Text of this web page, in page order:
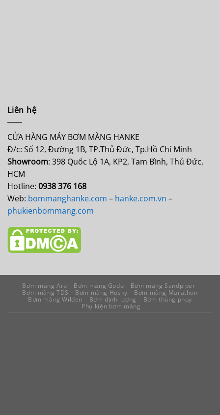
Liên hệ
CỬA HÀNG MÁY BƠM MÀNG HANKE
Đ/c: Số 12, Đường 1B, TP.Thủ Đức, Tp.Hồ Chí Minh
Showroom: 398 Quốc Lộ 1A, KP2, Tam Bình, Thủ Đức,
HCM
Hotline: 0938 376 168
Web: bommanghanke.com – hanke.com.vn –
phukienbommang.com
Bơm màng Aro Bơm màng Godo
Bơm màng Sandpiper
Bơm màng TDS
Bơm màng Husky
Bơm màng Marathon
Bơm màng Wilden
Bơm định lượng
Bơm thùng phuy
Phụ kiện bơm màng